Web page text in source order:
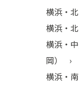
横浜・
横浜・
横浜・
岡）
横浜・